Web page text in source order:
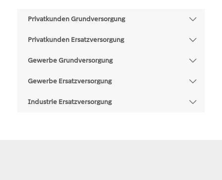
Privatkunden Grundversorgung
Privatkunden Ersatzversorgung
Gewerbe Grundversorgung
Gewerbe Ersatzversorgung
Industrie Ersatzversorgung